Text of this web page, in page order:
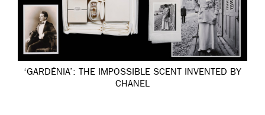
‘GARDÉNIA’: THE IMPOSSIBLE SCENT INVENTED BY
CHANEL